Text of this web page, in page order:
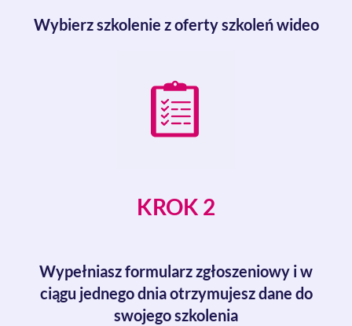
Wybierz szkolenie z oferty szkoleń wideo
KROK 2
Wypełniasz formularz zgłoszeniowy i w
ciągu jednego dnia otrzymujesz dane do
swojego szkolenia